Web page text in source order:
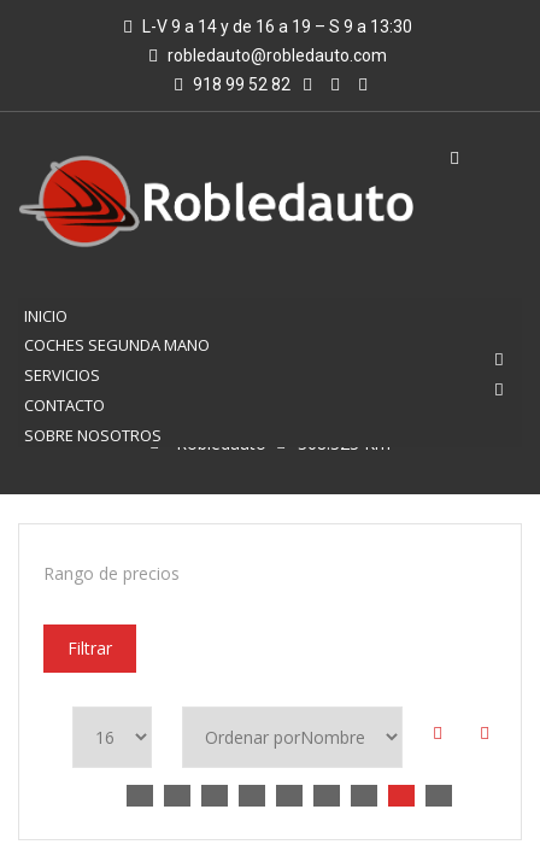
L-V 9 a 14 y de 16 a 19 – S 9 a 13:30
robledauto@robledauto.com
918 99 52 82
INICIO
COCHES SEGUNDA MANO
SERVICIOS
CONTACTO
SOBRE NOSOTROS
Robledauto 368.323 Km
Rango de precios
Filtrar